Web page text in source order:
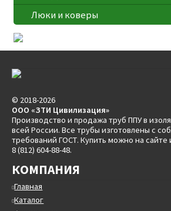
Люки и коверы
© 2018-2026
ООО «ЗТИ Цивилизация»
Производство и продажа труб ППУ в
всей России. Все трубы изготовлены с
требований ГОСТ. Купить можно на
8 (812) 604-88-48.
КОМПАНИЯ
Главная
Каталог